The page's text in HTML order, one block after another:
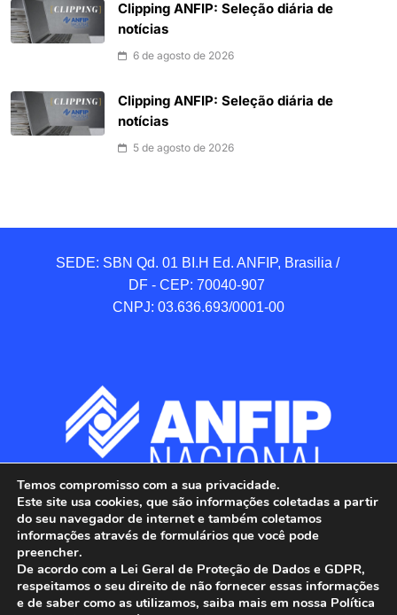
Clipping ANFIP: Seleção diária de
notícias
6 de agosto de 2026
Clipping ANFIP: Seleção diária de
notícias
5 de agosto de 2026
SEDE: SBN Qd. 01 BI.H Ed. ANFIP, Brasilia /
DF - CEP: 70040-907
CNPJ: 03.636.693/0001-00
Temos compromisso com a sua privacidade.
Este site usa cookies, que são informações coletadas a partir
do seu navegador de internet e também coletamos
informações através de formulários que você pode
preencher.
De acordo com a Lei Geral de Proteção de Dados e GDPR,
respeitamos o seu direito de não fornecer essas informações
e de saber como as utilizamos, saiba mais em nossa Política